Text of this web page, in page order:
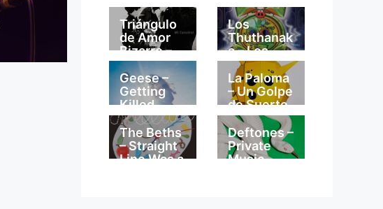
Triángulo
de Amor
Bizarro –
Mi
Catedral
Los
Thuthanak
a – Los
Thuthanak
a
Geese –
Getting
Killed
La Paloma
– Un Golpe
de Suerte
The Beths
– Straight
Line Was a
Deftones –
Private
Music